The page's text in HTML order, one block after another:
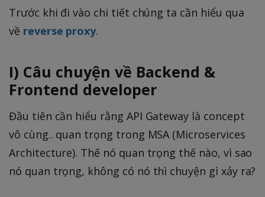
Trước khi đi vào chi tiết chúng ta cần hiểu qua
về reverse proxy.
I) Câu chuyện về Backend &
Frontend developer
Đầu tiên cần hiểu rằng API Gateway là concept
vô cùng.. quan trọng trong MSA (Microservices
Architecture). Thế nó quan trọng thế nào, vì sao
nó quan trọng, không có nó thì chuyện gì xảy ra?